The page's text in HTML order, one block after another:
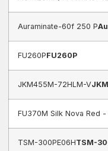
Auraminate-60f 250 P
FU260PFU260P
JKM455M-72HLM-V
FU370M Silk Nova Red -
TSM-300PE06HTSM-